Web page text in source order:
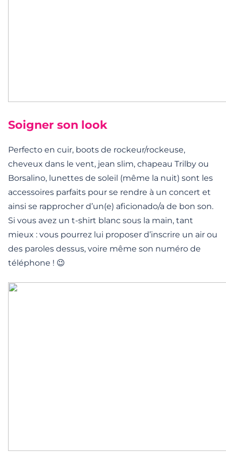
Soigner son look
Perfecto en cuir, boots de rockeur/rockeuse,
cheveux dans le vent, jean slim, chapeau Trilby ou
Borsalino, lunettes de soleil (même la nuit) sont les
accessoires parfaits pour se rendre à un concert et
ainsi se rapprocher d’un(e) aficionado/a de bon son.
Si vous avez un t-shirt blanc sous la main, tant
mieux : vous pourrez lui proposer d’inscrire un air ou
des paroles dessus, voire même son numéro de
téléphone ! 😉